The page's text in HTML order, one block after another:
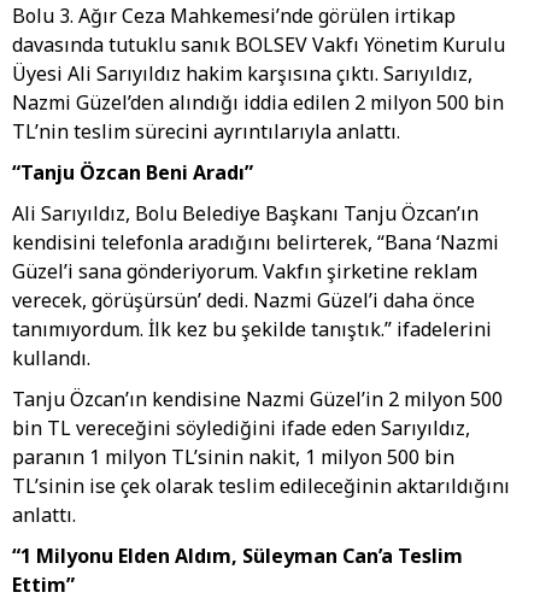
Bolu 3. Ağır Ceza Mahkemesi’nde görülen irtikap
davasında tutuklu sanık BOLSEV Vakfı Yönetim Kurulu
Üyesi Ali Sarıyıldız hakim karşısına çıktı. Sarıyıldız,
Nazmi Güzel’den alındığı iddia edilen 2 milyon 500 bin
TL’nin teslim sürecini ayrıntılarıyla anlattı.
“Tanju Özcan Beni Aradı”
Ali Sarıyıldız, Bolu Belediye Başkanı Tanju Özcan’ın
kendisini telefonla aradığını belirterek, “Bana ‘Nazmi
Güzel’i sana gönderiyorum. Vakfın şirketine reklam
verecek, görüşürsün’ dedi. Nazmi Güzel’i daha önce
tanımıyordum. İlk kez bu şekilde tanıştık.” ifadelerini
kullandı.
Tanju Özcan’ın kendisine Nazmi Güzel’in 2 milyon 500
bin TL vereceğini söylediğini ifade eden Sarıyıldız,
paranın 1 milyon TL’sinin nakit, 1 milyon 500 bin
TL’sinin ise çek olarak teslim edileceğinin aktarıldığını
anlattı.
“1 Milyonu Elden Aldım, Süleyman Can’a Teslim
Ettim”